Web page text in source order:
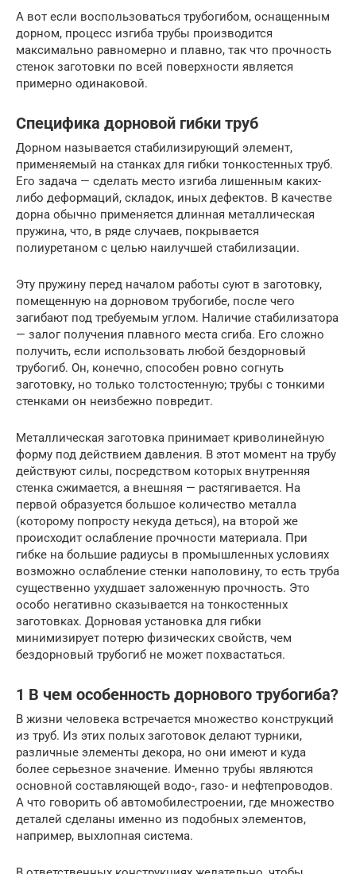
А вот если воспользоваться трубогибом, оснащенным
дорном, процесс изгиба трубы производится
максимально равномерно и плавно, так что прочность
стенок заготовки по всей поверхности является
примерно одинаковой.
Специфика дорновой гибки труб
Дорном называется стабилизирующий элемент,
применяемый на станках для гибки тонкостенных труб.
Его задача — сделать место изгиба лишенным каких-
либо деформаций, складок, иных дефектов. В качестве
дорна обычно применяется длинная металлическая
пружина, что, в ряде случаев, покрывается
полиуретаном с целью наилучшей стабилизации.
Эту пружину перед началом работы суют в заготовку,
помещенную на дорновом трубогибе, после чего
загибают под требуемым углом. Наличие стабилизатора
— залог получения плавного места сгиба. Его сложно
получить, если использовать любой бездорновый
трубогиб. Он, конечно, способен ровно согнуть
заготовку, но только толстостенную; трубы с тонкими
стенками он неизбежно повредит.
Металлическая заготовка принимает криволинейную
форму под действием давления. В этот момент на трубу
действуют силы, посредством которых внутренняя
стенка сжимается, а внешняя — растягивается. На
первой образуется большое количество металла
(которому попросту некуда деться), на второй же
происходит ослабление прочности материала. При
гибке на большие радиусы в промышленных условиях
возможно ослабление стенки наполовину, то есть труба
существенно ухудшает заложенную прочность. Это
особо негативно сказывается на тонкостенных
заготовках. Дорновая установка для гибки
минимизирует потерю физических свойств, чем
бездорновый трубогиб не может похвастаться.
1 В чем особенность дорнового трубогиба?
В жизни человека встречается множество конструкций
из труб. Из этих полых заготовок делают турники,
различные элементы декора, но они имеют и куда
более серьезное значение. Именно трубы являются
основной составляющей водо-, газо- и нефтепроводов.
А что говорить об автомобилестроении, где множество
деталей сделаны именно из подобных элементов,
например, выхлопная система.